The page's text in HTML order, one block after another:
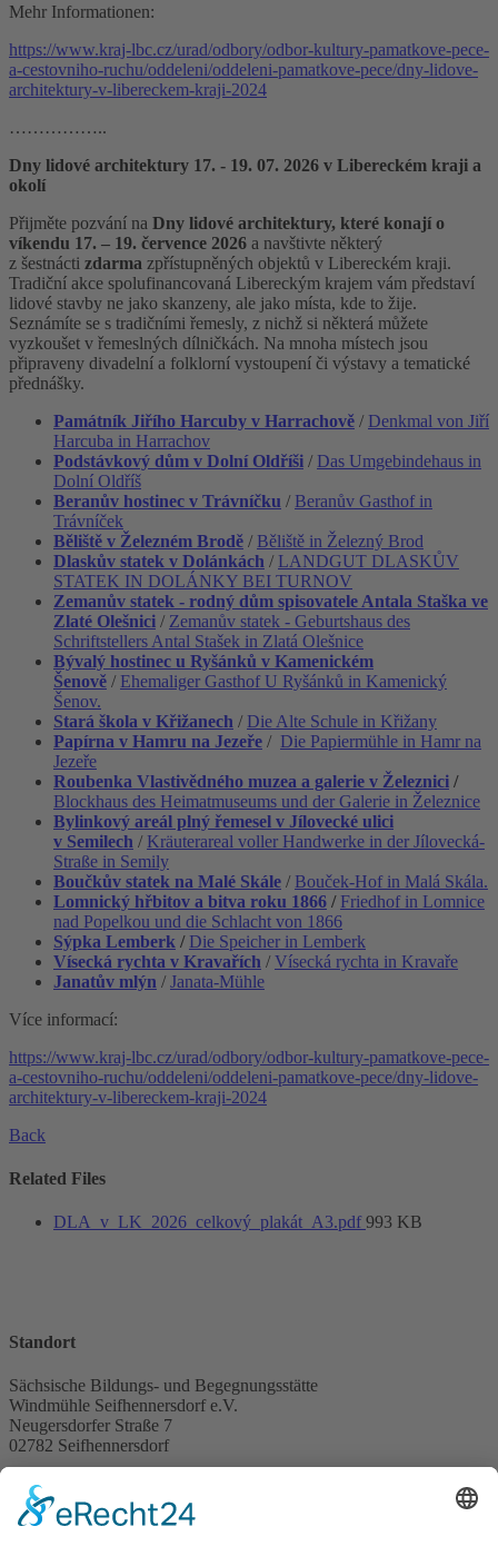
Mehr Informationen:
https://www.kraj-lbc.cz/urad/odbory/odbor-kultury-pamatkove-pece-
a-cestovniho-ruchu/oddeleni/oddeleni-pamatkove-pece/dny-lidove-
architektury-v-libereckem-kraji-2024
……………..
Dny lidové architektury 17. - 19. 07. 2026 v Libereckém kraji a
okolí
Přijměte pozvání na Dny lidové architektury, které konají o
víkendu 17. – 19. července 2026 a navštivte některý
z šestnácti zdarma zpřístupněných objektů v Libereckém kraji.
Tradiční akce spolufinancovaná Libereckým krajem vám představí
lidové stavby ne jako skanzeny, ale jako místa, kde to žije.
Seznámíte se s tradičními řemesly, z nichž si některá můžete
vyzkoušet v řemeslných dílničkách. Na mnoha místech jsou
připraveny divadelní a folklorní vystoupení či výstavy a tematické
přednášky.
Památník Jiřího Harcuby v Harrachově / Denkmal von Jiří
Harcuba in Harrachov
Podstávkový dům v Dolní Oldříši / Das Umgebindehaus in
Dolní Oldříš
Beranův hostinec v Trávníčku / Beranův Gasthof in
Trávníček
Běliště v Železném Brodě / Běliště in Železný Brod
Dlaskův statek v Dolánkách / LANDGUT DLASKŮV
STATEK IN DOLÁNKY BEI TURNOV
Zemanův statek - rodný dům spisovatele Antala Staška ve
Zlaté Olešnici / Zemanův statek - Geburtshaus des
Schriftstellers Antal Stašek in Zlatá Olešnice
Bývalý hostinec u Ryšánků v Kamenickém
Šenově / Ehemaliger Gasthof U Ryšánků in Kamenický
Šenov.
Stará škola v Křižanech / Die Alte Schule in Křižany
Papírna v Hamru na Jezeře / Die Papiermühle in Hamr na
Jezeře
Roubenka Vlastivědného muzea a galerie v Železnici /
Blockhaus des Heimatmuseums und der Galerie in Železnice
Bylinkový areál plný řemesel v Jílovecké ulici
v Semilech / Kräuterareal voller Handwerke in der Jílovecká-
Straße in Semily
Boučkův statek na Malé Skále / Bouček-Hof in Malá Skála.
Lomnický hřbitov a bitva roku 1866 / Friedhof in Lomnice
nad Popelkou und die Schlacht von 1866
Sýpka Lemberk / Die Speicher in Lemberk
Vísecká rychta v Kravařích / Vísecká rychta in Kravaře
Janatův mlýn / Janata-Mühle
Více informací:
https://www.kraj-lbc.cz/urad/odbory/odbor-kultury-pamatkove-pece-
a-cestovniho-ruchu/oddeleni/oddeleni-pamatkove-pece/dny-lidove-
architektury-v-libereckem-kraji-2024
Back
Related Files
DLA_v_LK_2026_celkový_plakát_A3.pdf 993 KB
Standort
Sächsische Bildungs- und Begegnungsstätte
Windmühle Seifhennersdorf e.V.
Neugersdorfer Straße 7
02782 Seifhennersdorf
Kontakt